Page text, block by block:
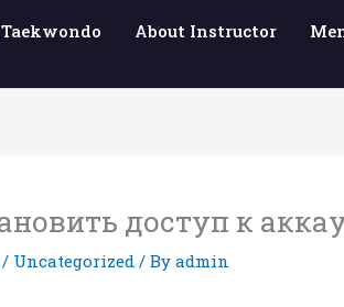
About Instructor
доступ к
/ Uncategorized / By admin